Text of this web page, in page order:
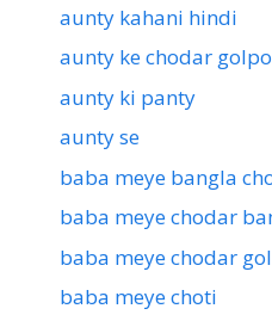
aunty kahani hindi
aunty ke chodar golpo
aunty ki panty
aunty se
baba meye bangla
baba meye chodar
baba meye chodar
baba meye choti